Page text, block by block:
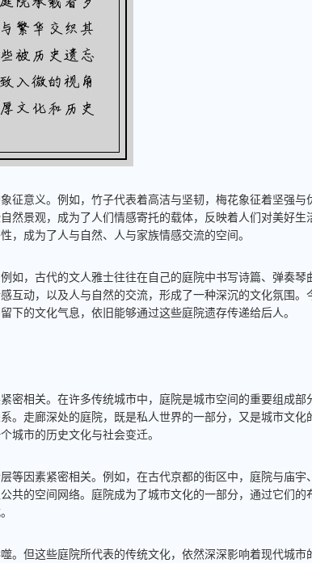
征意义。例如，竹子代表着高洁与坚韧，梅花象征着坚强与
然景观，成为了人们情感寄托的载体，反映着人们对美好生
，成为了人与自然、人与家族情感交流的空间。
，古代的文人雅士往往在自己的庭院中书写诗篇、弹奏琴
互动，以及人与自然的交流，形成了一种深沉的文化氛围。
的文化气息，依旧能够通过这些庭院遗存传递给后人。
相关。在许多传统城市中，庭院是城市空间的重要组成部
。走廊深处的庭院，既是私人世界的一部分，又是城市文化
城市的历史文化与社会变迁。
等因素紧密相关。例如，在古代京都的街区中，庭院与庙宇
共的空间网络。庭院成为了城市文化的一部分，通过它们的
。但这些庭院所代表的传统文化，依然深深影响着现代城市